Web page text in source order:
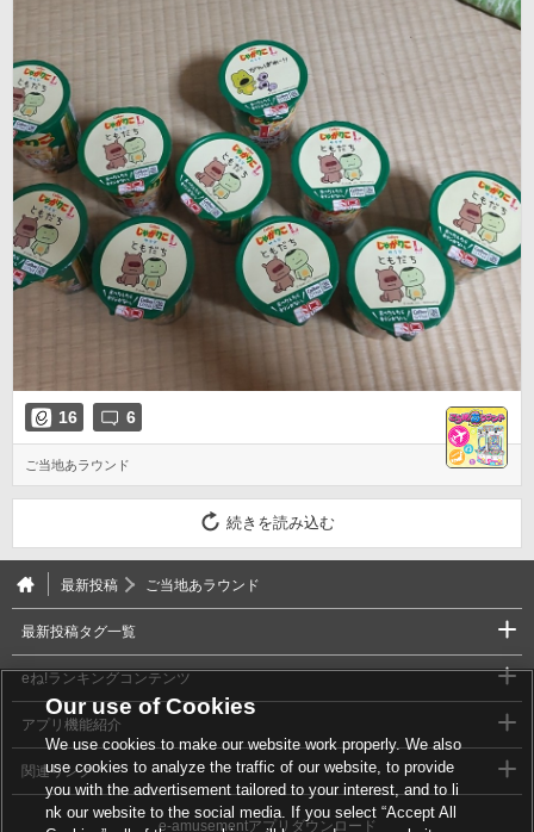
16 6
ご当地あラウンド
続きを読み込む
最新投稿 ご当地あラウンド
最新投稿タグ一覧
eね!ランキングコンテンツ
アプリ機能紹介
関連リンク
e-amusementアプリダウンロード
Our use of Cookies
We use cookies to make our website work properly. We also
use cookies to analyze the traffic of our website, to provide
you with the advertisement tailored to your interest, and to li
nk our website to the social media. If you select “Accept All